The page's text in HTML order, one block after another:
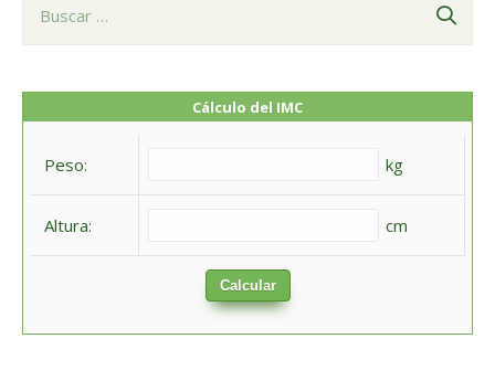
Cálculo del IMC
Peso: kg
Altura: cm
Calcular